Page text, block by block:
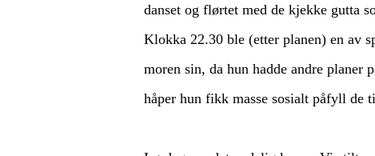
danset og flørtet med de kjekke gutta
Klokka 22.30 ble (etter planen) en av
moren sin, da hun hadde andre planer
håper hun fikk masse sosialt påfyll de